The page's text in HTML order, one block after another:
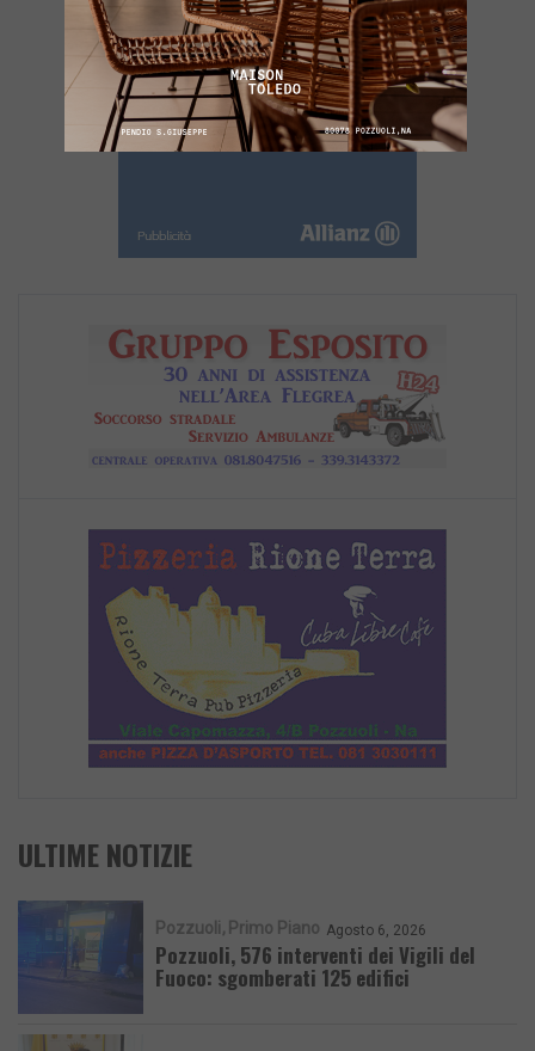
ULTIME NOTIZIE
Pozzuoli Primo Piano Agosto 6, 2026
Pozzuoli, 576 interventi dei Vigili del
Fuoco: sgomberati 125 edifici